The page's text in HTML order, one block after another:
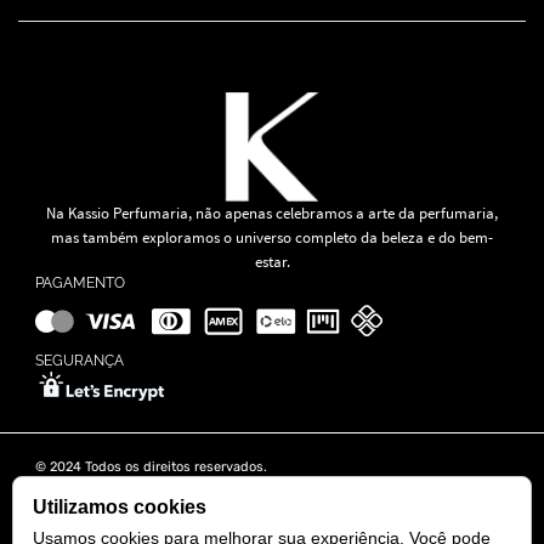
Na Kassio Perfumaria, não apenas celebramos a arte da perfumaria,
mas também exploramos o universo completo da beleza e do bem-
estar.
PAGAMENTO
SEGURANÇA
© 2024 Todos os direitos reservados.
Rua Tapajós n° 481- Edifício B&B Business - 7° Andar - Vila Brasília -
Utilizamos cookies
Usamos cookies para melhorar sua experiência. Você pode